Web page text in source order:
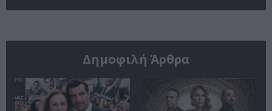
Δημοφιλή Άρθρα